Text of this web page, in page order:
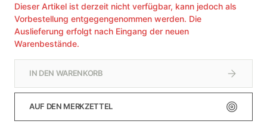
Dieser Artikel ist derzeit nicht verfügbar, kann jedoch als
Vorbestellung entgegengenommen werden. Die
Auslieferung erfolgt nach Eingang der neuen
Warenbestände.
IN DEN WARENKORB
AUF DEN MERKZETTEL